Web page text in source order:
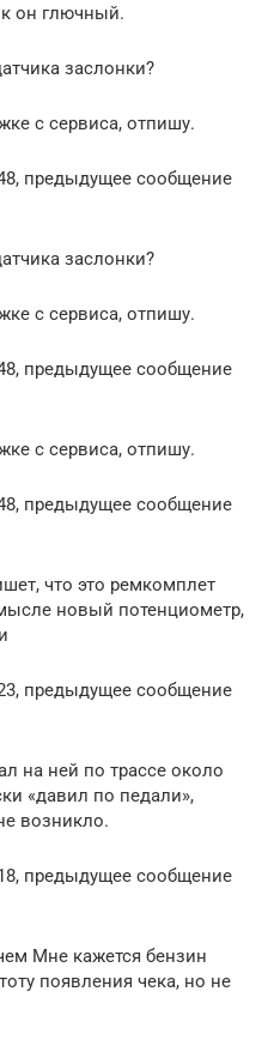
он глючный.
заслонки?
с сервиса, отпишу.
предыдущее сообщение
заслонки?
с сервиса, отпишу.
предыдущее сообщение
с сервиса, отпишу.
предыдущее сообщение
что это ремкомплет
новый потенциометр,
предыдущее сообщение
на ней по трассе около
«давил по педали»,
возникло.
предыдущее сообщение
Мне кажется бензин
появления чека, но не